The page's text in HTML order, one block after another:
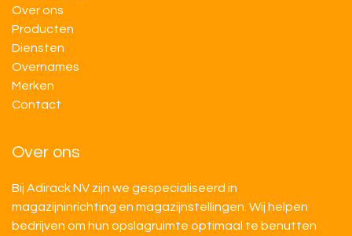
Over ons
Producten
Diensten
Overnames
M​​erken
Contact
Over ons
Bij Adirack NV zijn we gespecialiseerd in
magazijninrichting en magazijnstellingen. Wij helpen
bedrijven om hun opslagruimte optimaal te benutten